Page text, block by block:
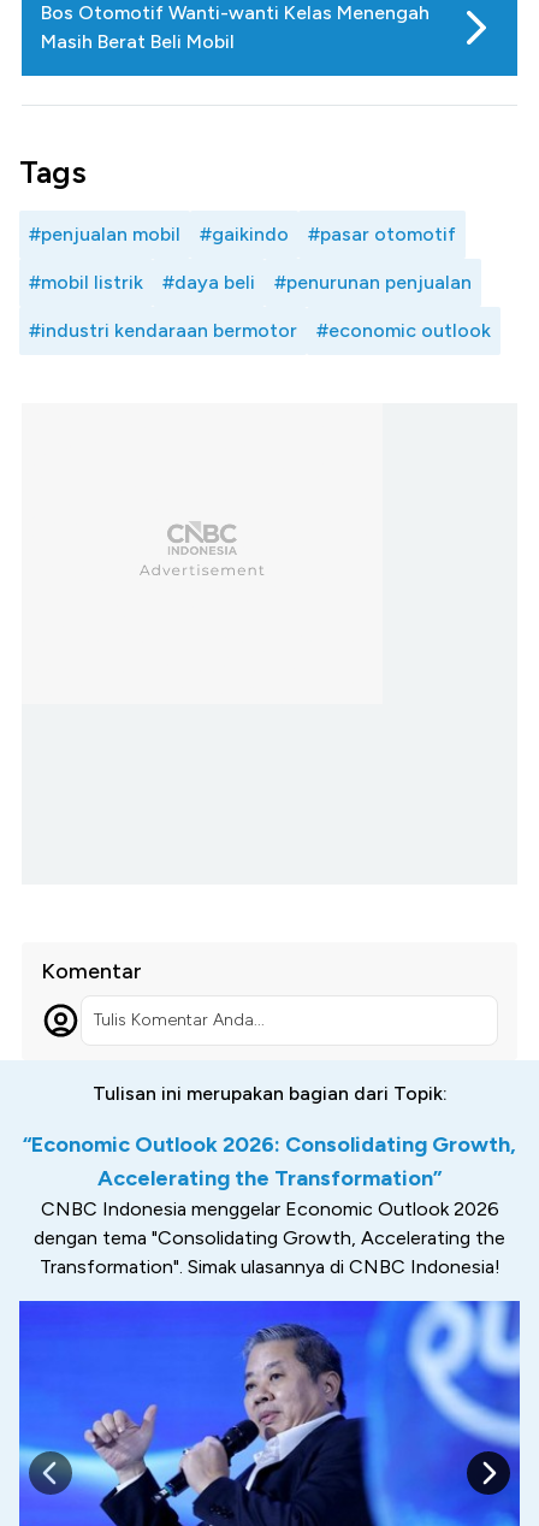
Bos Otomotif Wanti-wanti Kelas Menengah
Masih Berat Beli Mobil
Tags
#penjualan mobil #gaikindo #pasar otomotif
#mobil listrik #daya beli #penurunan penjualan
#industri kendaraan bermotor #economic outlook
Komentar
Tulis Komentar Anda...
Tulisan ini merupakan bagian dari Topik:
“Economic Outlook 2026: Consolidating Growth,
Accelerating the Transformation”
CNBC Indonesia menggelar Economic Outlook 2026
dengan tema "Consolidating Growth, Accelerating the
Transformation". Simak ulasannya di CNBC Indonesia!